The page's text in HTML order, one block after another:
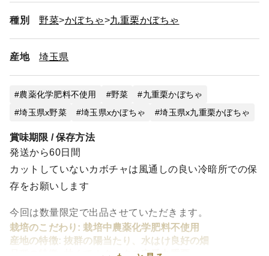
種別 野菜 かぼちゃ 九重栗かぼちゃ
産地 埼玉県
農薬化学肥料不使用 野菜
九重栗かぼちゃ
埼玉県x野菜
埼玉県xかぼちゃ 埼玉県x九重栗かぼちゃ
賞味期限 / 保存方法
発送から60日間
カットしていないカボチャは風通しの良い冷暗所での保
存をお願いします
今回は数量限定で出品させていただきます。
栽培のこだわり: 栽培中農薬化学肥料不使用
産地の特徴: 抜群の陽当たり、水はけ良好の畑
品種の特徴: 甘くてホクホクの定番九重栗